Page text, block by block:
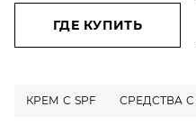
Лазер х3 против
морщин,
регенерирующий
ГДЕ КУПИТЬ
КРЕМ С SPF СРЕДСТВА С